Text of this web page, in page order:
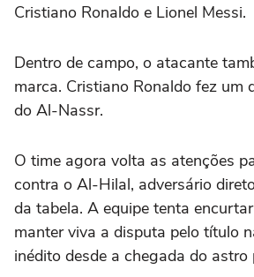
Cristiano Ronaldo e Lionel Messi.
Dentro de campo, o atacante
marca. Cristiano Ronaldo fez um
do Al-Nassr.
O time agora volta as atenções
contra o Al-Hilal, adversário
da tabela. A equipe tenta
manter viva a disputa pelo título
inédito desde a chegada do astro